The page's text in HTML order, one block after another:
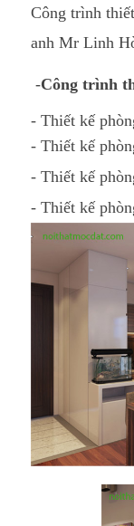
Công trình
anh Mr Linh
-Công trình
- Thiết kế
- Thiết kế
- Thiết kế
- Thiết kế